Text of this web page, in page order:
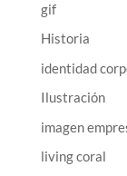
gif
Historia
identidad
Ilustración
imagen
living coral